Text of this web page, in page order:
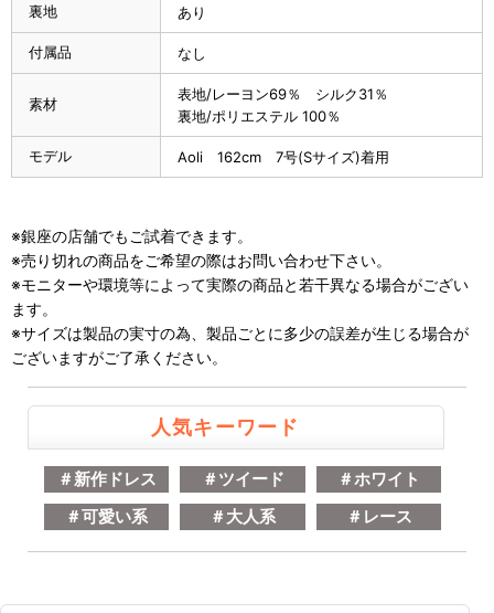
裏地 あり
付属品 なし
素材
表地/レーヨン69％ シルク31％
裏地/ポリエステル 100％
モデル Aoli 162cm 7号(Sサイズ)着用
※銀座の店舗でもご試着できます。
※売り切れの商品をご希望の際はお問い合わせ下さい。
※モニターや環境等によって実際の商品と若干異なる場合がござい
ます。
※サイズは製品の実寸の為、製品ごとに多少の誤差が生じる場合が
ございますがご了承ください。
人気キーワード
＃新作ドレス ＃ツイード
＃ホワイト
＃可愛い系
＃大人系 ＃レース